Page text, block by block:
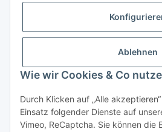
Ablehnen
Wie wir Cookies & Co
Durch Klicken auf „Alle
Einsatz folgender Dienste auf
Vimeo, ReCaptcha. Sie können die
info@luftundklima24.de
Finden Sie uns auf Google Maps